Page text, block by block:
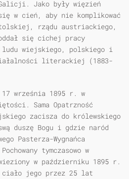
Jako były więzień
w cień, aby nie komplikować
rządu austriackiego,
się cichej pracy
ludu wiejskiego, polskiego i
literackiej (1883-
września 1895 r. w
Sama Opatrzność
zacisza do królewskiego
duszę Bogu i gdzie naród
Pasterza-Wygnańca
tymczasowo w
w październiku 1895 r.
jego przez 25 lat